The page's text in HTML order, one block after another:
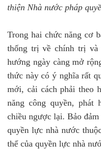
thiện Nhà nước pháp
Trong hai chức năng cơ
thống trị về chính trị và
hướng ngày càng mở
thức này có ý nghĩa rất
mới, cải cách phải theo
năng công quyền, phát
chiều ngược lại. Bảo đảm
quyền lực nhà nước
thể của quyền lực nhà